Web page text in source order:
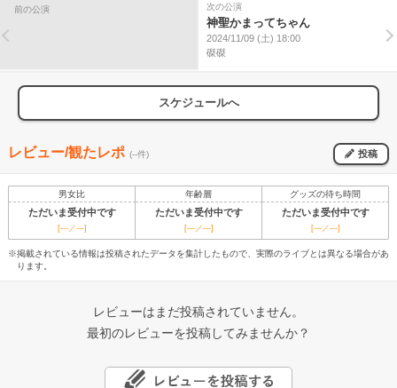
前の公演 次の公演
神聖かまってちゃん
2024/11/09 (土) 18:00
磔磔
スケジュールへ
レビュー/観たレポ (--件) 投稿
男女比 年齢層 グッズの待ち時間
ただいま受付中です ただいま受付中です ただいま受付中です
[---／---] [---／---] [---／---]
※掲載されている情報は投稿されたデータを集計したもので、実際のライブとは異なる場合があ
ります。
レビューはまだ投稿されていません。
最初のレビューを投稿してみませんか？